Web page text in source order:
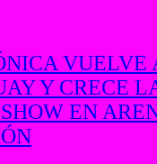
VUELVE
Y CRECE
EN